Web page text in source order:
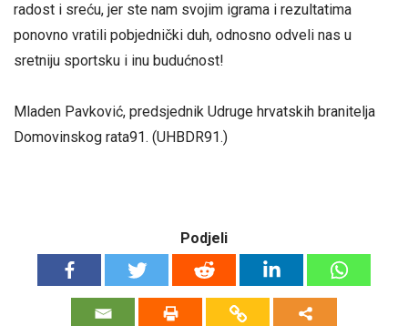
radost i sreću, jer ste nam svojim igrama i rezultatima
ponovno vratili pobjednički duh, odnosno odveli nas u
sretniju sportsku i inu budućnost!
Mladen Pavković, predsjednik Udruge hrvatskih branitelja
Domovinskog rata91. (UHBDR91.)
Podjeli